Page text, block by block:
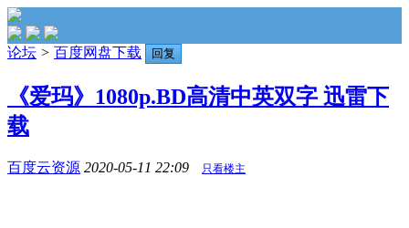
论坛 > 百度网盘下载 回复
《爱玛》1080p.BD高清中英双字 迅雷下
载
百度云资源 2020-05-11 22:09 只看楼主